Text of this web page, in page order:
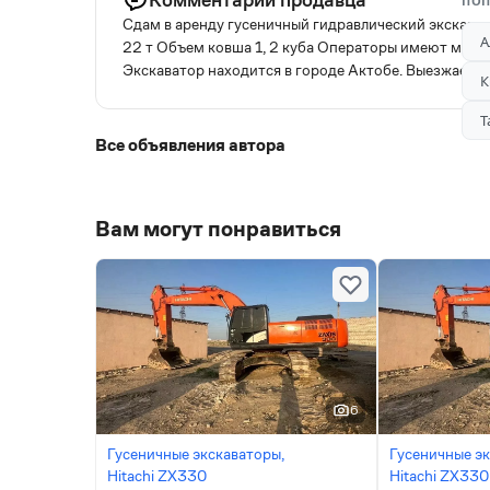
Сдам в аренду гусеничный гидравлический
22 т Объем ковша 1, 2 куба Операторы имеют
Экскаватор находится в городе Актобе. Выезжаем
Все объявления автора
Вам могут понравиться
6
Гусеничные экскаваторы,
Hitachi ZX330
Гусеничные
Hitachi ZX330